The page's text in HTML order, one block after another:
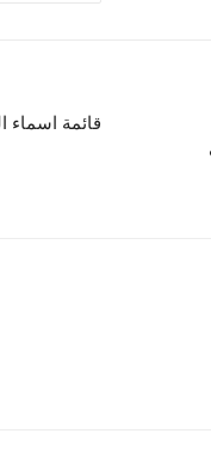
قائمة اسماء